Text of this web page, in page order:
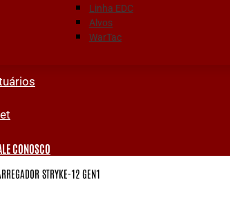
Linha EDC
Alvos
WarTac
CONOSCO
STRYKE-12 GEN1